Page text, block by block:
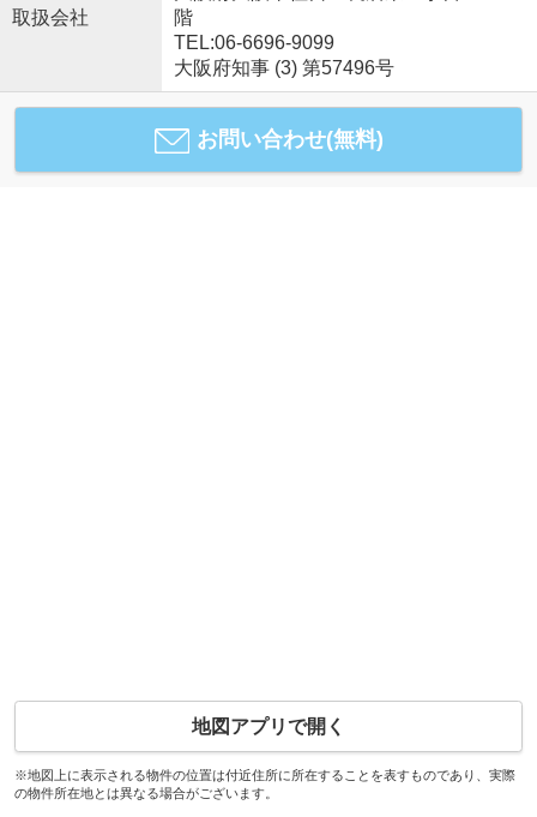
取扱会社
階
TEL:06-6696-9099
大阪府知事 (3) 第57496号
お問い合わせ(無料)
地図アプリで開く
※地図上に表示される物件の位置は付近住所に所在することを表すものであり、実際
の物件所在地とは異なる場合がございます。